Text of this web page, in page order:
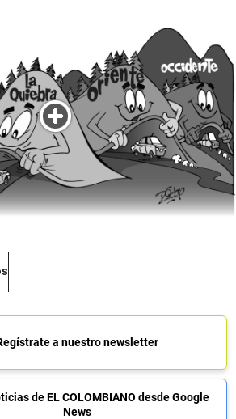
a nuestro newsletter
de EL COLOMBIANO desde Google
News